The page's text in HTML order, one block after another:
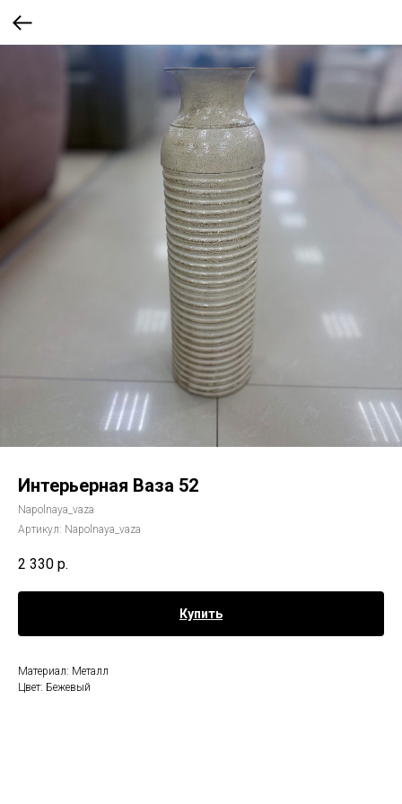
Интерьерная Ваза 52
Napolnaya_vaza
Артикул: Napolnaya_vaza
2 330 р.
Купить
Материал: Металл
Цвет: Бежевый